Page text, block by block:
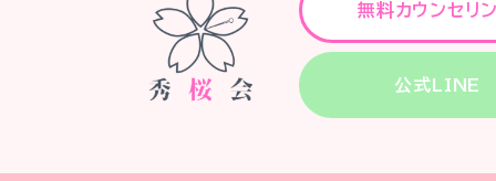
無料カウンセリ
公式LINE